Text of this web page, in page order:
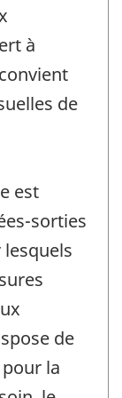
à
de
est
sorties
de
la